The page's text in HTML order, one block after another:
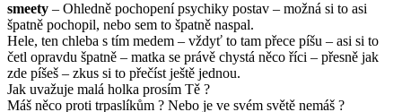
smeety – Ohledně pochopení psychiky postav – možná si to asi
špatně pochopil, nebo sem to špatně naspal.
Hele, ten chleba s tím medem – vždyť to tam přece píšu – asi si to
četl opravdu špatně – matka se právě chystá něco říci – přesně jak
zde píšeš – zkus si to přečíst ještě jednou.
Jak uvažuje malá holka prosím Tě ?
Máš něco proti trpaslíkům ? Nebo je ve svém světě nemáš ?